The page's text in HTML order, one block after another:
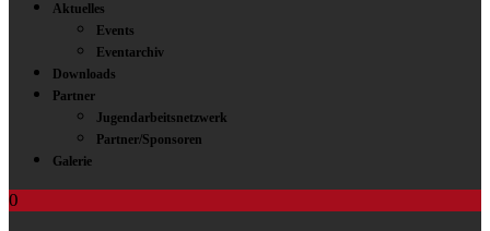
Aktuelles
Events
Eventarchiv
Downloads
Partner
Jugendarbeitsnetzwerk
Partner/Sponsoren
Galerie
0